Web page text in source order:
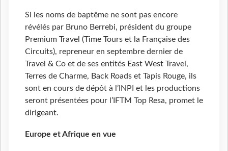
Si les noms de baptême ne sont pas encore
révélés par Bruno Berrebi, président du groupe
Premium Travel (Time Tours et la Française des
Circuits), repreneur en septembre dernier de
Travel & Co et de ses entités East West Travel,
Terres de Charme, Back Roads et Tapis Rouge, ils
sont en cours de dépôt à l’INPI et les productions
seront présentées pour l’IFTM Top Resa, promet le
dirigeant.
Europe et Afrique en vue